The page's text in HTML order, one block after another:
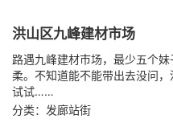
洪山区九峰建材市场
路遇九峰建材市场，最少五个
柔。不知道能不能带出去没问
试试……
分类：发廊站街